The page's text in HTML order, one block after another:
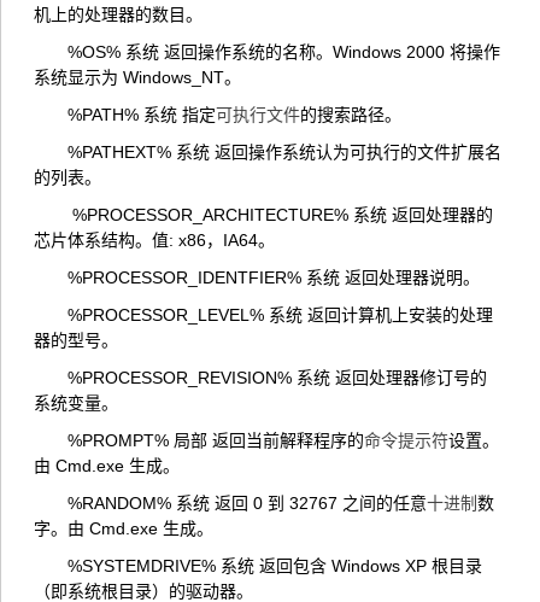
机上的处理器的数目。
%OS% 系统 返回操作系统的名称。Windows 2000 将操作
系统显示为 Windows_NT。
%PATH% 系统 指定可执行文件的搜索路径。
%PATHEXT% 系统 返回操作系统认为可执行的文件扩展名
的列表。
%PROCESSOR_ARCHITECTURE% 系统 返回处理器的
芯片体系结构。值: x86，IA64。
%PROCESSOR_IDENTFIER% 系统 返回处理器说明。
%PROCESSOR_LEVEL% 系统 返回计算机上安装的处理
器的型号。
%PROCESSOR_REVISION% 系统 返回处理器修订号的
系统变量。
%PROMPT% 局部 返回当前解释程序的命令提示符设置。
由 Cmd.exe 生成。
%RANDOM% 系统 返回 0 到 32767 之间的任意十进制数
字。由 Cmd.exe 生成。
%SYSTEMDRIVE% 系统 返回包含 Windows XP 根目录
（即系统根目录）的驱动器。